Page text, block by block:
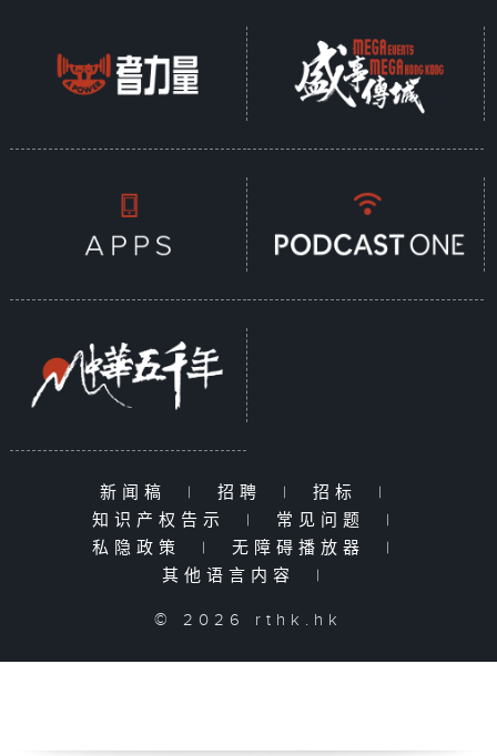
新闻稿 | 招聘 | 招标
|
知识产权告示
| 常见问题
|
私隐政策
| 无障碍播放器
|
其他语言内容
|
© 2026 rthk.hk